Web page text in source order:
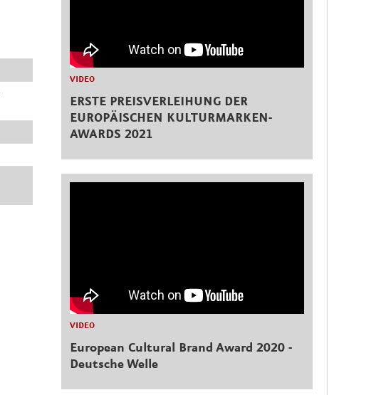
VIDEO
ERSTE PREISVERLEIHUNG DER
EUROPÄISCHEN KULTURMARKEN-
AWARDS 2021
VIDEO
European Cultural Brand Award 2020 -
Deutsche Welle